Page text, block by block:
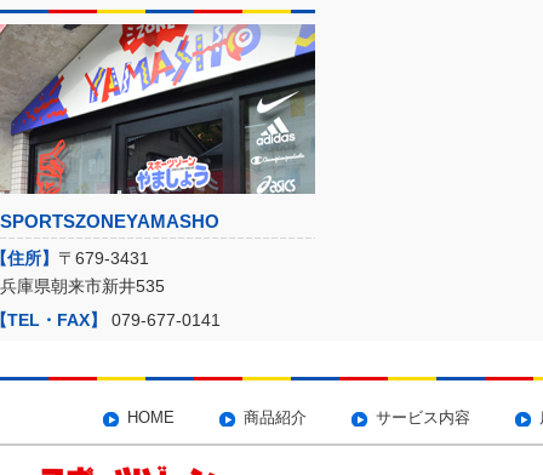
SPORTSZONEYAMASHO
住所】 〒679-3431
兵庫県朝来市新井535
TEL・FAX】
079-677-0141
HOME 商品紹介 サービス内容